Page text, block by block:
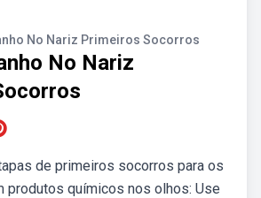
No Nariz Primeiros Socorros
No Nariz
de primeiros socorros para os
produtos químicos nos olhos: Use